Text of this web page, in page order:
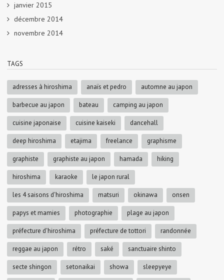
janvier 2015
décembre 2014
novembre 2014
TAGS
adresses à hiroshima anaïs et pedro automne au japon
barbecue au japon bateau camping au japon
cuisine japonaise cuisine kaiseki dancehall
deep hiroshima etajima freelance graphisme
graphiste graphiste au japon hamada hiking
hiroshima karaoke le japon rural
les 4 saisons d'hiroshima matsuri okinawa onsen
papys et mamies photographie plage au japon
préfecture d'hiroshima préfecture de tottori randonnée
reggae au japon rétro saké sanctuaire shinto
secte shingon setonaikai showa sleepyeye